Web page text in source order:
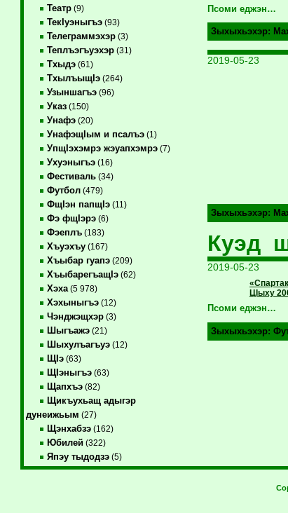
Театр(9)
ТекIуэныгъэ(93)
Телеграммэхэр(3)
Теплъэгъуэхэр(31)
Тхыдэ(61)
ТхылъыщIэ(264)
Узыншагъэ(96)
Указ(150)
Унафэ(20)
УнафэщIым и псалъэ(1)
УпщIэхэмрэ жэуапхэмрэ(7)
Ухуэныгъэ(16)
Фестиваль(34)
Футбол(479)
ФщIэн папщIэ(11)
Фэ фщIэрэ(6)
Фэеплъ(183)
Хъуэхъу(167)
Хъыбар гуапэ(209)
ХъыбарегъащIэ(62)
Хэха(5 978)
Хэхыныгъэ(12)
Чэнджэщхэр(3)
Шыгъажэ(21)
Шыхулъагъуэ(12)
ЩIэ(63)
ЩIэныгъэ(63)
Щапхъэ(82)
Щикъухьащ адыгэр
дунеижьым (27)
Щэнхабзэ(162)
Юбилей(322)
Япэу тыдодзэ(5)
Псоми еджэн…
Зыхыхьэхэр:
2019-05-23
Зыхыхьэхэр:
Куэд
2019-05-23
ЦIыху
Псоми еджэн…
Зыхыхьэхэр: